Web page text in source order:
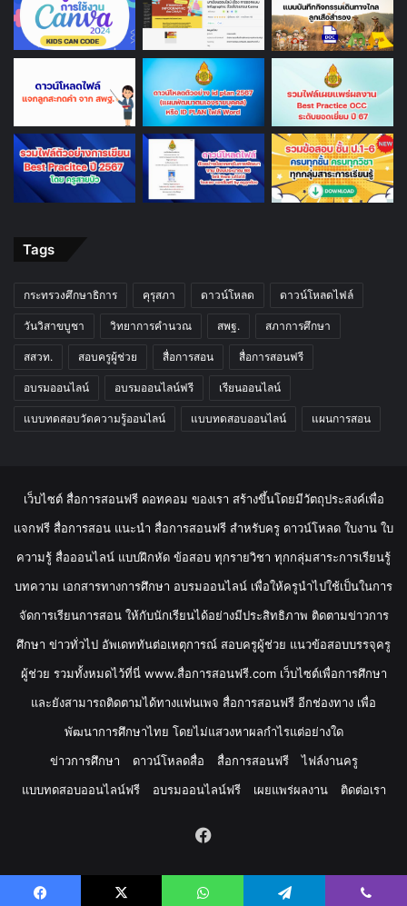
Tags
กระทรวงศึกษาธิการ คุรุสภา ดาวน์โหลด ดาวน์โหลดไฟล์
วันวิสาขบูชา วิทยาการคำนวณ สพฐ. สภาการศึกษา
สสวท. สอบครูผู้ช่วย สื่อการสอน สื่อการสอนฟรี
อบรมออนไลน์ อบรมออนไลน์ฟรี เรียนออนไลน์
แบบทดสอบวัดความรู้ออนไลน์ แบบทดสอบออนไลน์ แผนการสอน
เว็บไซต์ สื่อการสอนฟรี ดอทคอม ของเรา สร้างขึ้นโดยมีวัตถุประสงค์เพื่อ
แจกฟรี สื่อการสอน แนะนำ สื่อการสอนฟรี สำหรับครู ดาวน์โหลด ใบงาน ใบ
ความรู้ สื่อออนไลน์ แบบฝึกหัด ข้อสอบ ทุกรายวิชา ทุกกลุ่มสาระการเรียนรู้
บทความ เอกสารทางการศึกษา อบรมออนไลน์ เพื่อให้ครูนำไปใช้เป็นในการ
จัดการเรียนการสอน ให้กับนักเรียนได้อย่างมีประสิทธิภาพ ติดตามข่าวการ
ศึกษา ข่าวทั่วไป อัพเดททันต่อเหตุการณ์ สอบครูผู้ช่วย แนวข้อสอบบรรจุครู
ผู้ช่วย รวมทั้งหมดไว้ที่นี่ www.สื่อการสอนฟรี.com เว็บไซต์เพื่อการศึกษา
และยังสามารถติดตามได้ทางแฟนเพจ สื่อการสอนฟรี อีกช่องทาง เพื่อ
พัฒนาการศึกษาไทย โดยไม่แสวงหาผลกำไรแต่อย่างใด
ข่าวการศึกษา
ดาวน์โหลดสื่อ สื่อการสอนฟรี
ไฟล์งานครู
แบบทดสอบออนไลน์ฟรี
อบรมออนไลน์ฟรี เผยแพร่ผลงาน ติดต่อเรา
Facebook